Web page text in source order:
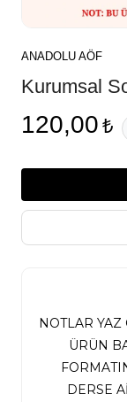
ANADOLU AÖF
Kurumsal
120,00 ₺
NOTLAR
ÜRÜN
DERSE